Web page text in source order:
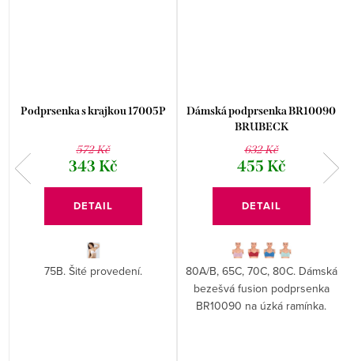
Podprsenka s krajkou 17005P
572 Kč
343 Kč
DETAIL
75B. Šité provedení.
Dámská podprsenka BR10090
BRUBECK
632 Kč
455 Kč
DETAIL
80A/B, 65C, 70C, 80C. Dámská
bezešvá fusion podprsenka
BR10090 na úzká ramínka.